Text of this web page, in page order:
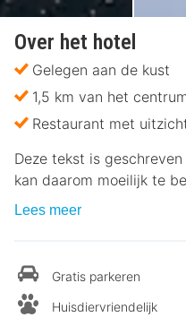
Over het hotel
Gelegen aan de kust
1,5 km van het
Restaurant met
Deze tekst is
kan daarom moeilijk te
Lees meer
Gratis parkeren
Huisdiervriendelijk